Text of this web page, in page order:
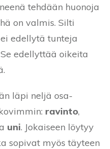
tehdään huonoja
on valmis. Silti
edellytä tunteja
edellyttää oikeita
läpi neljä osa-
ravinto,
uni. Jokaiseen löytyy
sopivat myös täyteen